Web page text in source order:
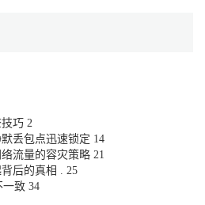
巧 2
丢包点迅速锁定 14
流量的容灾策略 21
后的真相 . 25
一致 34